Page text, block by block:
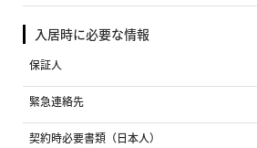
入居時に必要な情報
保証人
緊急連絡先
契約時必要書類（日本人）